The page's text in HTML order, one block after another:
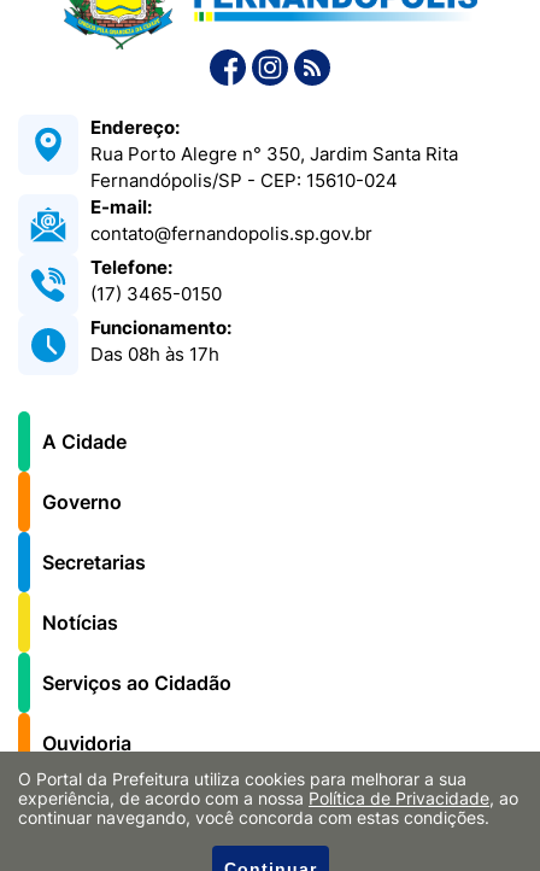
Endereço:
Rua Porto Alegre n° 350, Jardim Santa Rita
Fernandópolis/SP - CEP: 15610-024
E-mail:
contato@fernandopolis.sp.gov.br
Telefone:
(17) 3465-0150
Funcionamento:
Das 08h às 17h
A Cidade
Governo
Secretarias
Notícias
Serviços ao Cidadão
Ouvidoria
Fale Conosco
O Portal da Prefeitura utiliza cookies para melhorar a sua
experiência, de acordo com a nossa Política de Privacidade, ao
continuar navegando, você concorda com estas condições.